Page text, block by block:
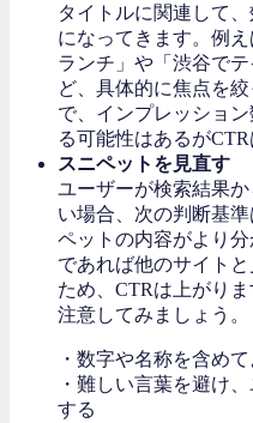
タイトルに関連して
になってきます。例
ランチ」や「渋谷で
ど、具体的に焦点を
で、インプレッショ
る可能性はあるが
スニペットを見直す
ユーザーが検索結果
い場合、次の判断基
ペットの内容がより
であれば他のサイト
ため、CTRは上がり
注意してみましょう。
・数字や名称を含め
・難しい言葉を避け
する